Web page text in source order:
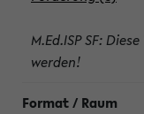
M.Ed.ISP SF:
werden!